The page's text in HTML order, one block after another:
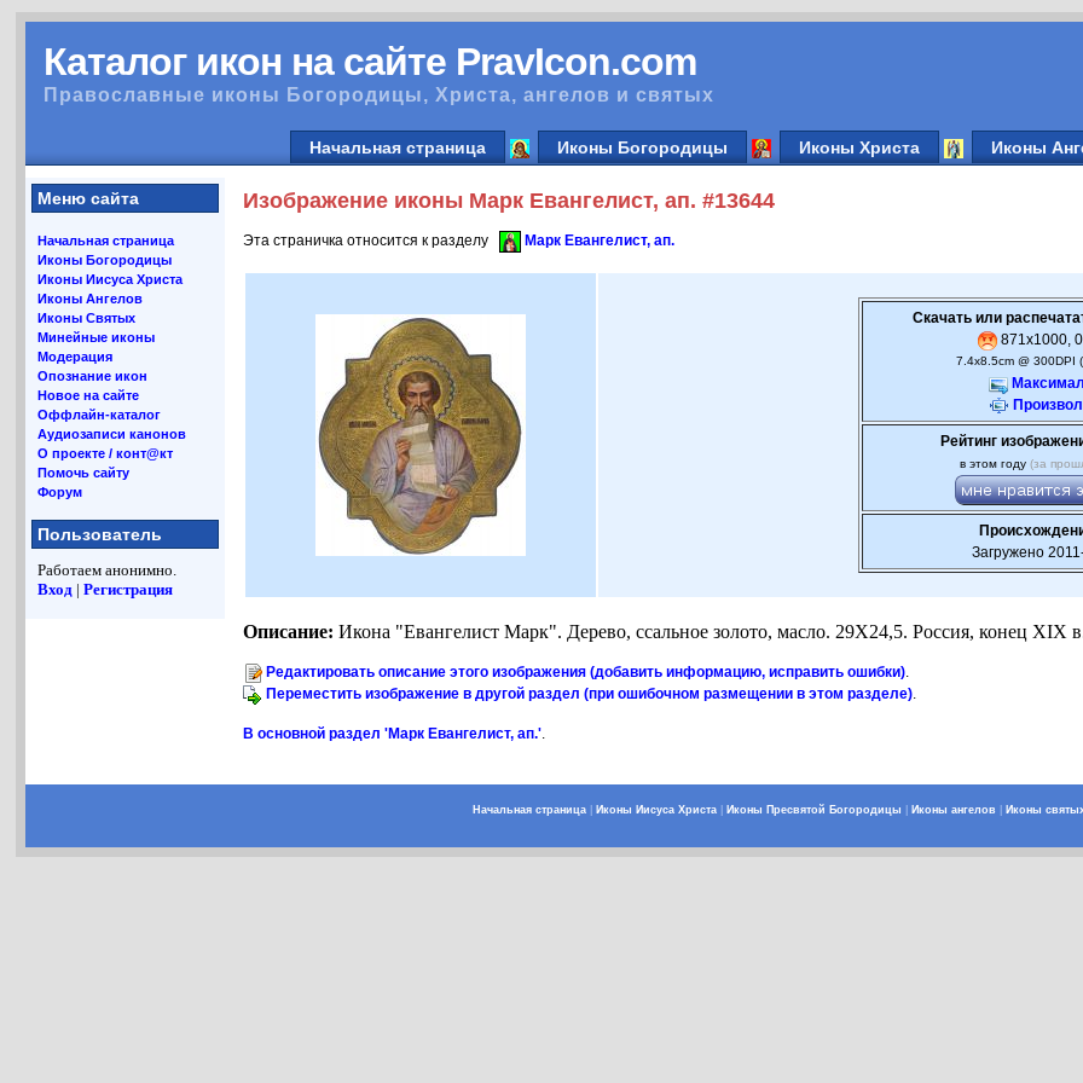
Каталог икон на сайте PravIcon.com
Православные иконы Богородицы, Христа, ангелов и святых
Начальная страница Иконы Богородицы Иконы Христа Иконы
Меню сайта
Начальная страница
Иконы Богородицы
Иконы Иисуса Христа
Иконы Ангелов
Иконы Святых
Минейные иконы
Модерация
Опознание икон
Новое на сайте
Оффлайн-каталог
Аудиозаписи канонов
О проекте / конт@кт
Помочь сайту
Форум
Пользователь
Работаем анонимно.
Вход |Регистрация
Изображение иконы Марк Евангелист, ап. #13644
Эта страничка относится к разделу Марк Евангелист, ап.
Скачать или
871x1000,
7.4x8.5cm @ 300DPI
Рейтинг
в этом году(за
Загружено
Описание: Икона "Евангелист Марк". Дерево, ссальное золото, масло. 29Х24,5. Россия, конец ХIХ
Редактировать описание этого изображения (добавить информацию, исправить ошибки).
Переместить изображение в другой раздел (при ошибочном размещении в этом разделе).
В основной раздел 'Марк Евангелист, ап.'.
Начальная страница Иконы Иисуса Христа Иконы Пресвятой Богородицы Иконы ангелов Иконы